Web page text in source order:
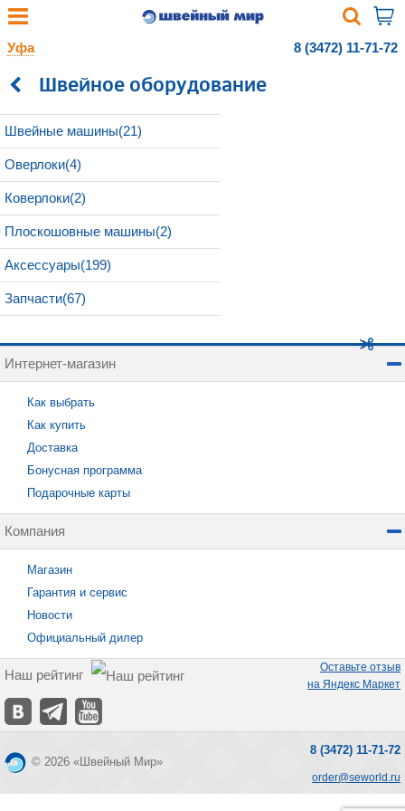
Уфа 8 (3472) 11-71-72
Швейное оборудование
Швейные машины(21)
Оверлоки(4)
Коверлоки(2)
Плоскошовные машины(2)
Аксессуары(199)
Запчасти(67)
Интернет-магазин
Как выбрать
Как купить
Доставка
Бонусная программа
Подарочные карты
Компания
Магазин
Гарантия и сервис
Новости
Официальный дилер
Наш рейтинг
Оставьте отзыв
на Яндекс Маркет
© 2026 «Швейный Мир»
8 (3472) 11-71-72
order@seworld.ru